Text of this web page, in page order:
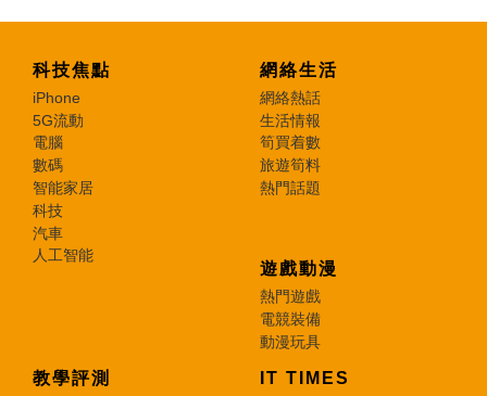
科技焦點
iPhone
5G流動
電腦
數碼
智能家居
科技
汽車
人工智能
網絡生活
網絡熱話
生活情報
筍買着數
旅遊筍料
熱門話題
遊戲動漫
熱門遊戲
電競裝備
動漫玩具
教學評測 IT TIMES